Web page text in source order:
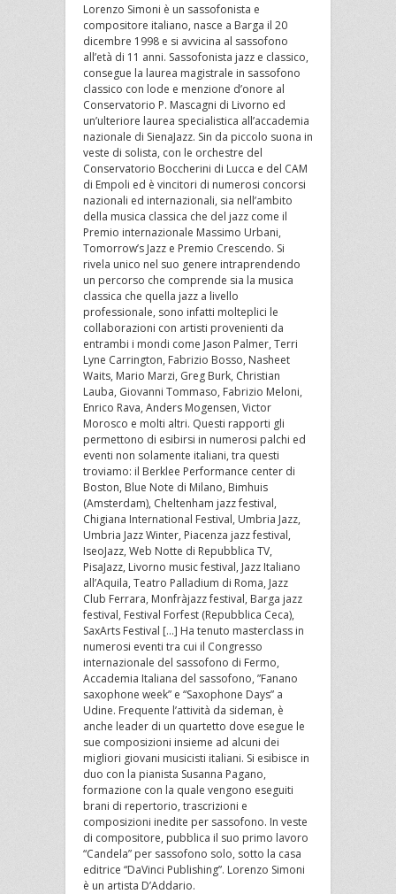
Lorenzo Simoni è un sassofonista e
compositore italiano, nasce a Barga il 20
dicembre 1998 e si avvicina al sassofono
all’età di 11 anni. Sassofonista jazz e classico,
consegue la laurea magistrale in sassofono
classico con lode e menzione d’onore al
Conservatorio P. Mascagni di Livorno ed
un’ulteriore laurea specialistica all’accademia
nazionale di SienaJazz. Sin da piccolo suona in
veste di solista, con le orchestre del
Conservatorio Boccherini di Lucca e del CAM
di Empoli ed è vincitori di numerosi concorsi
nazionali ed internazionali, sia nell’ambito
della musica classica che del jazz come il
Premio internazionale Massimo Urbani,
Tomorrow’s Jazz e Premio Crescendo. Si
rivela unico nel suo genere intraprendendo
un percorso che comprende sia la musica
classica che quella jazz a livello
professionale, sono infatti molteplici le
collaborazioni con artisti provenienti da
entrambi i mondi come Jason Palmer, Terri
Lyne Carrington, Fabrizio Bosso, Nasheet
Waits, Mario Marzi, Greg Burk, Christian
Lauba, Giovanni Tommaso, Fabrizio Meloni,
Enrico Rava, Anders Mogensen, Victor
Morosco e molti altri. Questi rapporti gli
permettono di esibirsi in numerosi palchi ed
eventi non solamente italiani, tra questi
troviamo: il Berklee Performance center di
Boston, Blue Note di Milano, Bimhuis
(Amsterdam), Cheltenham jazz festival,
Chigiana International Festival, Umbria Jazz,
Umbria Jazz Winter, Piacenza jazz festival,
IseoJazz, Web Notte di Repubblica TV,
PisaJazz, Livorno music festival, Jazz Italiano
all’Aquila, Teatro Palladium di Roma, Jazz
Club Ferrara, Monfràjazz festival, Barga jazz
festival, Festival Forfest (Repubblica Ceca),
SaxArts Festival […] Ha tenuto masterclass in
numerosi eventi tra cui il Congresso
internazionale del sassofono di Fermo,
Accademia Italiana del sassofono, ”Fanano
saxophone week” e “Saxophone Days” a
Udine. Frequente l’attività da sideman, è
anche leader di un quartetto dove esegue le
sue composizioni insieme ad alcuni dei
migliori giovani musicisti italiani. Si esibisce in
duo con la pianista Susanna Pagano,
formazione con la quale vengono eseguiti
brani di repertorio, trascrizioni e
composizioni inedite per sassofono. In veste
di compositore, pubblica il suo primo lavoro
“Candela” per sassofono solo, sotto la casa
editrice “DaVinci Publishing”. Lorenzo Simoni
è un artista D’Addario.